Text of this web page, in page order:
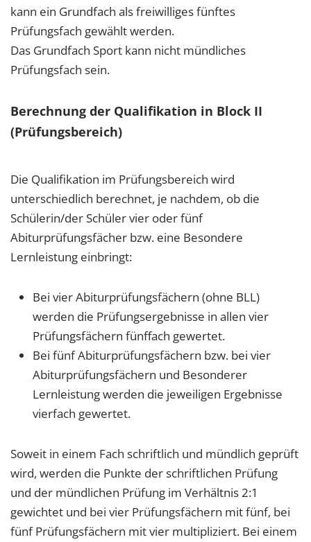
kann ein Grundfach als freiwilliges fünftes
Prüfungsfach gewählt werden.
Das Grundfach Sport kann nicht mündliches
Prüfungsfach sein.
Berechnung der Qualifikation in Block II
(Prüfungsbereich)
Die Qualifikation im Prüfungsbereich wird
unterschiedlich berechnet, je nachdem, ob die
Schülerin/der Schüler vier oder fünf
Abiturprüfungsfächer bzw. eine Besondere
Lernleistung einbringt:
Bei vier Abiturprüfungsfächern (ohne BLL)
werden die Prüfungsergebnisse in allen vier
Prüfungsfächern fünffach gewertet.
Bei fünf Abiturprüfungsfächern bzw. bei vier
Abiturprüfungsfächern und Besonderer
Lernleistung werden die jeweiligen Ergebnisse
vierfach gewertet.
Soweit in einem Fach schriftlich und mündlich geprüft
wird, werden die Punkte der schriftlichen Prüfung
und der mündlichen Prüfung im Verhältnis 2:1
gewichtet und bei vier Prüfungsfächern mit fünf, bei
fünf Prüfungsfächern mit vier multipliziert. Bei einem